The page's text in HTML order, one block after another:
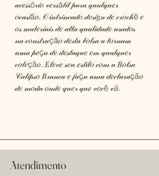
𝒶𝒸𝑒𝓈𝓈ó𝓇𝒾𝑜 𝓋𝑒𝓇𝓈á𝓉𝒾𝓁 𝓅𝒶𝓇𝒶 𝓆𝓊𝒶𝓁𝓆𝓊𝑒𝓇
𝑜𝒸𝒶𝓈𝒾ã𝑜. 𝒪 𝒾𝓃𝓉𝓇𝒾𝓃𝒸𝒶𝒹𝑜 𝒹𝑒𝓈𝒾𝑔𝓃 𝒹𝑒 𝒸𝓇𝑜𝒸𝒽ê 𝑒
𝑜𝓈 𝓂𝒶𝓉𝑒𝓇𝒾𝒶𝒾𝓈 𝒹𝑒 𝒶𝓁𝓉𝒶 𝓆𝓊𝒶𝓁𝒾𝒹𝒶𝒹𝑒 𝓊𝓈𝒶𝒹𝑜𝓈
𝓃𝒶 𝒸𝑜𝓃𝓈𝓉𝓇𝓊çã𝑜 𝒹𝑒𝓈𝓉𝒶 𝒷𝑜𝓁𝓈𝒶 𝒶 𝓉𝑜𝓇𝓃𝒶𝓂
𝓊𝓂𝒶 𝓅𝑒ç𝒶 𝒹𝑒 𝒹𝑒𝓈𝓉𝒶𝓆𝓊𝑒 𝑒𝓂 𝓆𝓊𝒶𝓁𝓆𝓊𝑒𝓇
𝒸𝑜𝓁𝑒çã𝑜. 𝐸𝓁𝑒𝓋𝑒 𝓈𝑒𝓊 𝑒𝓈𝓉𝒾𝓁𝑜 𝒸𝑜𝓂 𝒶 𝐵𝑜𝓁𝓈𝒶
𝒞𝒶𝓁𝒾𝓅𝓈𝑜 𝐵𝓇𝒶𝓃𝒸𝒶 𝑒 𝒻𝒶ç𝒶 𝓊𝓂𝒶 𝒹𝑒𝒸𝓁𝒶𝓇𝒶çã𝑜
𝒹𝑒 𝓂𝑜𝒹𝒶 𝑜𝓃𝒹𝑒 𝓆𝓊𝑒𝓇 𝓆𝓊𝑒 𝓋𝑜𝒸ê 𝓋á.
Atendimento